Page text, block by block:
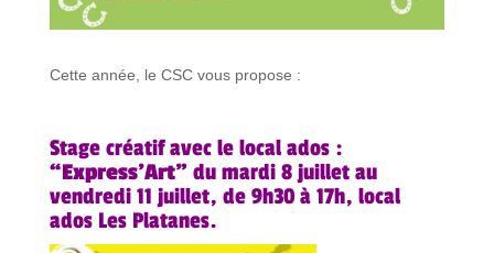
Cette année, le CSC vous propose :
Stage créatif avec le local ados :
“Express’Art”du mardi 8 juillet au
vendredi 11 juillet, de 9h30 à 17h, local
ados Les Platanes.